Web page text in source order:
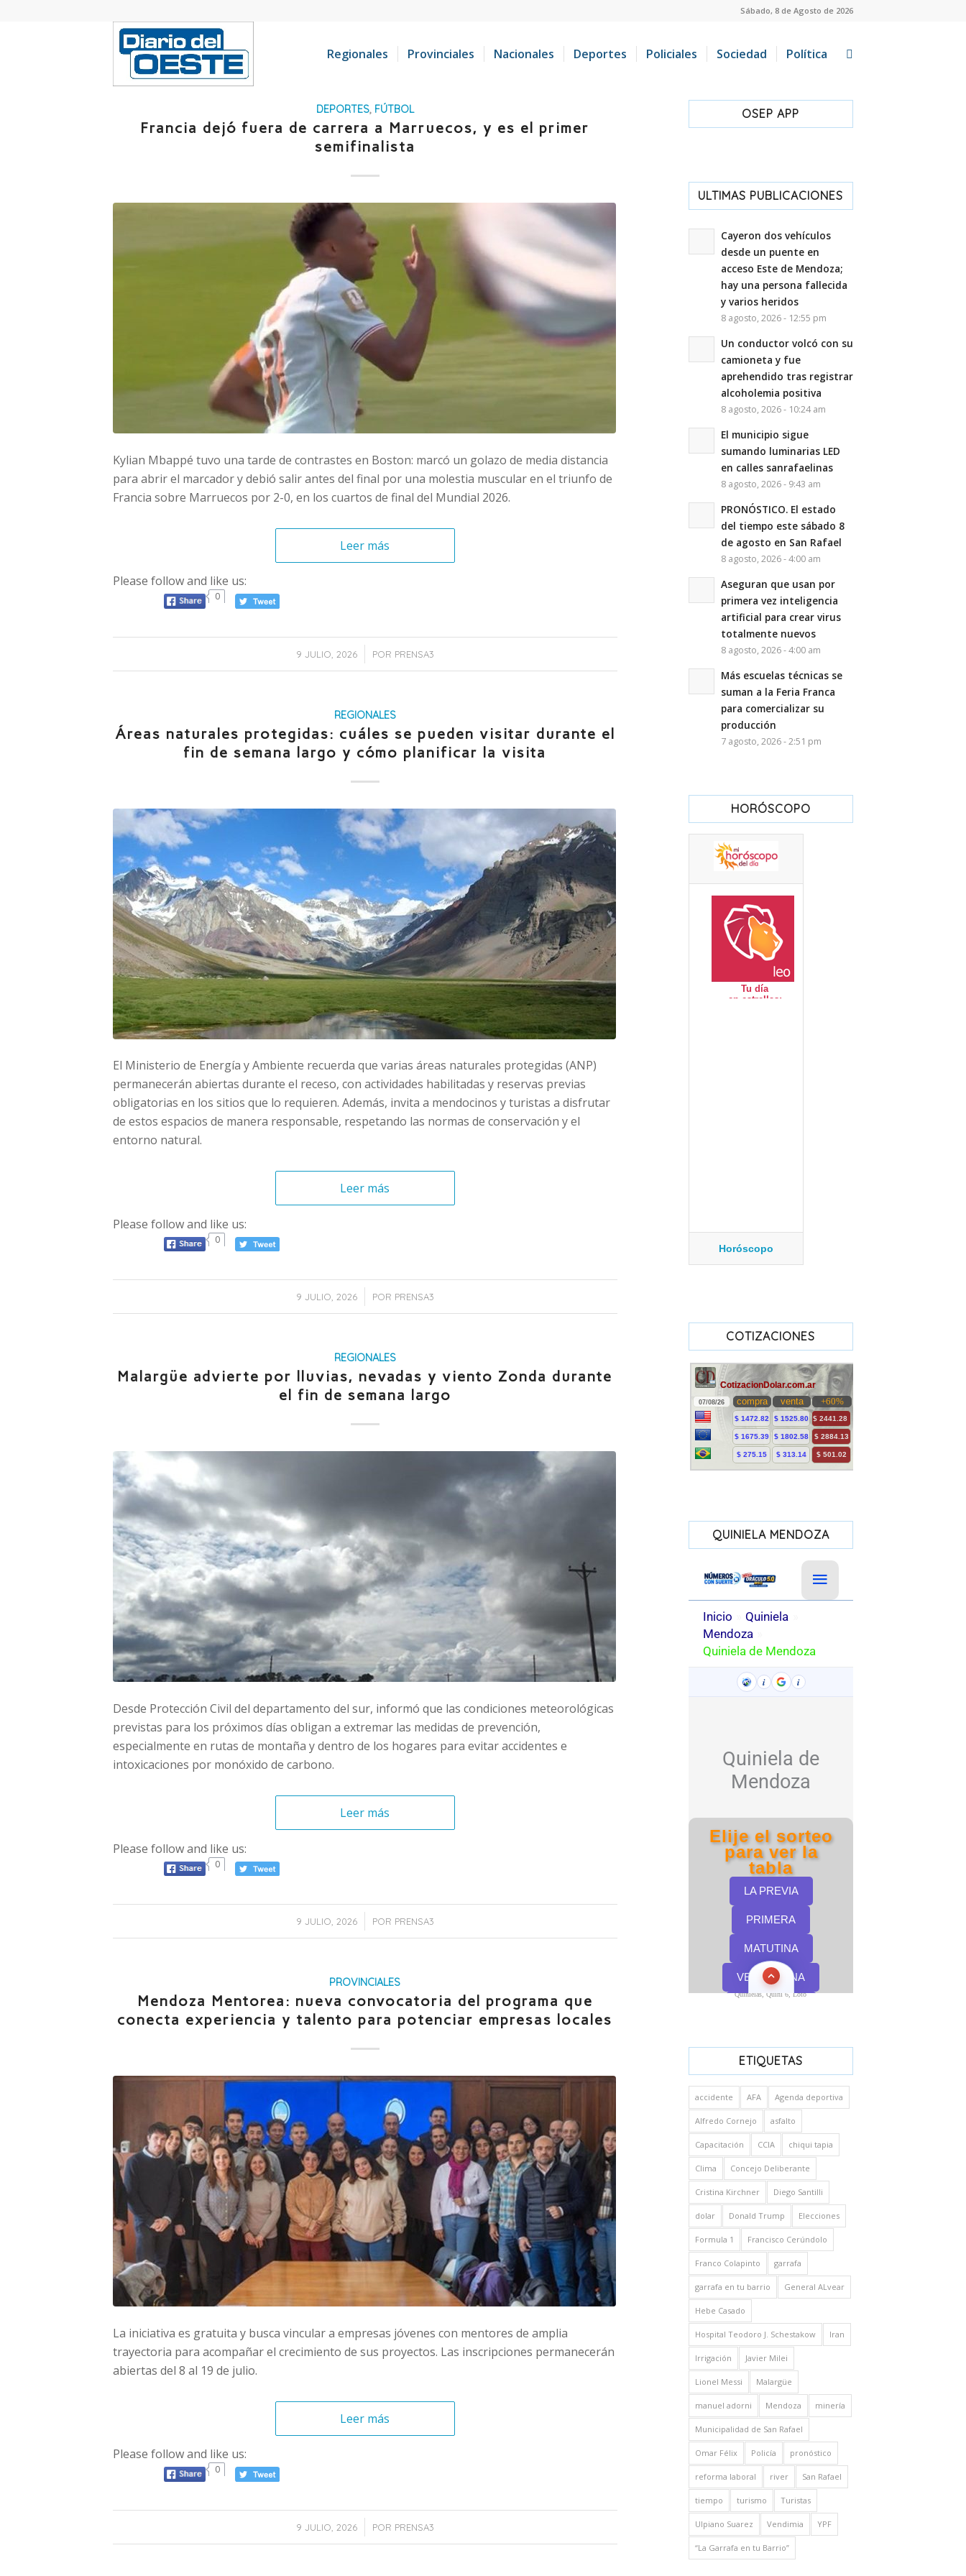
Sábado, 8 de Agosto de 2026
Regionales Provinciales Nacionales Deportes Policiales Sociedad Política
DEPORTES, FÚTBOL
Francia dejó fuera de carrera a Marruecos, y es el primer
semifinalista
Kylian Mbappé tuvo una tarde de contrastes en Boston: marcó un golazo de media distancia
para abrir el marcador y debió salir antes del final por una molestia muscular en el triunfo de
Francia sobre Marruecos por 2-0, en los cuartos de final del Mundial 2026.
Leer más
Please follow and like us:
0
9 JULIO, 2026 POR PRENSA3
REGIONALES
Áreas naturales protegidas: cuáles se pueden visitar durante el
fin de semana largo y cómo planificar la visita
El Ministerio de Energía y Ambiente recuerda que varias áreas naturales protegidas (ANP)
permanecerán abiertas durante el receso, con actividades habilitadas y reservas previas
obligatorias en los sitios que lo requieren. Además, invita a mendocinos y turistas a disfrutar
de estos espacios de manera responsable, respetando las normas de conservación y el
entorno natural.
Leer más
Please follow and like us:
0
9 JULIO, 2026
/ POR PRENSA3
REGIONALES
Malargüe advierte por lluvias, nevadas y viento Zonda durante
el fin de semana largo
Desde Protección Civil del departamento del sur, informó que las condiciones meteorológicas
previstas para los próximos días obligan a extremar las medidas de prevención,
especialmente en rutas de montaña y dentro de los hogares para evitar accidentes e
intoxicaciones por monóxido de carbono.
Leer más
Please follow and like us:
0
9 JULIO, 2026
/ POR PRENSA3
PROVINCIALES
Mendoza Mentorea: nueva convocatoria del programa que
conecta experiencia y talento para potenciar empresas locales
La iniciativa es gratuita y busca vincular a empresas jóvenes con mentores de amplia
trayectoria para acompañar el crecimiento de sus proyectos. Las inscripciones permanecerán
abiertas del 8 al 19 de julio.
Leer más
Please follow and like us:
0
9 JULIO, 2026 POR PRENSA3
OSEP APP
ULTIMAS PUBLICACIONES
Cayeron dos vehículos
desde un puente en
acceso Este de Mendoza;
hay una persona fallecida
y varios heridos
8 agosto, 2026 - 12:55 pm
Un conductor volcó con su
camioneta y fue
aprehendido tras registrar
alcoholemia positiva
8 agosto, 2026 - 10:24 am
El municipio sigue
sumando luminarias LED
en calles sanrafaelinas
8 agosto, 2026 - 9:43 am
PRONÓSTICO. El estado
del tiempo este sábado 8
de agosto en San Rafael
8 agosto, 2026 - 4:00 am
Aseguran que usan por
primera vez inteligencia
artificial para crear virus
totalmente nuevos
8 agosto, 2026 - 4:00 am
Más escuelas técnicas se
suman a la Feria Franca
para comercializar su
producción
7 agosto, 2026 - 2:51 pm
HORÓSCOPO
Horóscopo
COTIZACIONES
QUINIELA MENDOZA
Quinielas, Quini 6, Loto
ETIQUETAS
accidente AFA Agenda deportiva
Alfredo Cornejo asfalto
Capacitación CCIA chiqui tapia
Clima Concejo Deliberante
Cristina Kirchner Diego Santilli
dolar Donald Trump Elecciones
Formula 1 Francisco Cerúndolo
Franco Colapinto garrafa
garrafa en tu barrio General ALvear
Hebe Casado
Hospital Teodoro J. Schestakow Iran
Irrigación Javier Milei
Lionel Messi Malargüe
manuel adorni Mendoza minería
Municipalidad de San Rafael
Omar Félix Policía pronóstico
reforma laboral river San Rafael
tiempo turismo Turistas
Ulpiano Suarez Vendimia YPF
“La Garrafa en tu Barrio”